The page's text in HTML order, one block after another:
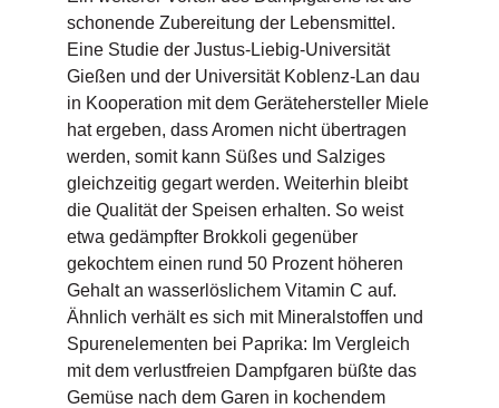
schonende Zubereitung der Lebensmittel.
Eine Studie der Justus-Liebig-Universität
Gießen und der Universität Koblenz-Lan dau
in Kooperation mit dem Gerätehersteller Miele
hat ergeben, dass Aromen nicht übertragen
werden, somit kann Süßes und Salziges
gleichzeitig gegart werden. Weiterhin bleibt
die Qualität der Speisen erhalten. So weist
etwa gedämpfter Brokkoli gegenüber
gekochtem einen rund 50 Prozent höheren
Gehalt an wasserlöslichem Vitamin C auf.
Ähnlich verhält es sich mit Mineralstoffen und
Spurenelementen bei Paprika: Im Vergleich
mit dem verlustfreien Dampfgaren büßte das
Gemüse nach dem Garen in kochendem